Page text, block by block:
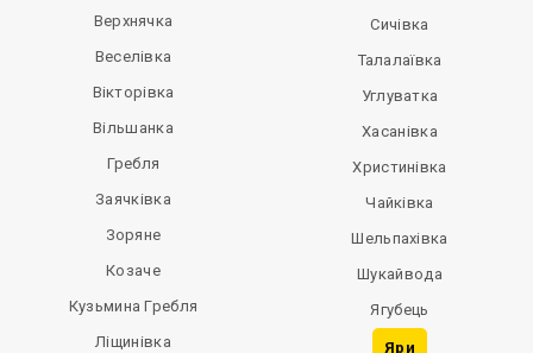
Верхнячка
Веселівка
Вікторівка
Вільшанка
Гребля
Заячківка
Зоряне
Козаче
Кузьмина Гребля
Ліщинівка
Сичівка
Талалаївка
Углуватка
Хасанівка
Христинівка
Чайківка
Шельпахівка
Шукайвода
Ягубець
Яри